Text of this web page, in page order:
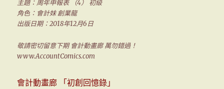
主題：周年申報表 （4） 初級
角色：會計妹 創業龍
出版日期：2018年12月6日
敬請密切留意下期 會計動畫廊 萬勿錯過！
www.AccountComics.com
會計動畫廊 「初創回憶錄」